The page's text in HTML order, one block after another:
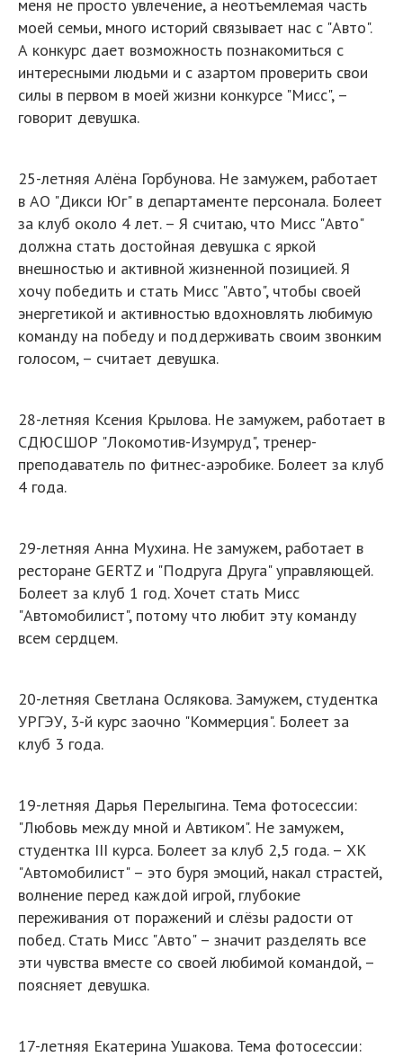
меня не просто увлечение, а неотъемлемая часть
моей семьи, много историй связывает нас с "Авто".
А конкурс дает возможность познакомиться с
интересными людьми и с азартом проверить свои
силы в первом в моей жизни конкурсе "Мисс", –
говорит девушка.
25-летняя Алёна Горбунова. Не замужем, работает
в АО "Дикси Юг" в департаменте персонала. Болеет
за клуб около 4 лет. – Я считаю, что Мисс "Авто"
должна стать достойная девушка с яркой
внешностью и активной жизненной позицией. Я
хочу победить и стать Мисс "Авто", чтобы своей
энергетикой и активностью вдохновлять любимую
команду на победу и поддерживать своим звонким
голосом, – считает девушка.
28-летняя Ксения Крылова. Не замужем, работает в
СДЮСШОР "Локомотив-Изумруд", тренер-
преподаватель по фитнес-аэробике. Болеет за клуб
4 года.
29-летняя Анна Мухина. Не замужем, работает в
ресторане GERTZ и "Подруга Друга" управляющей.
Болеет за клуб 1 год. Хочет стать Мисс
"Автомобилист", потому что любит эту команду
всем сердцем.
20-летняя Светлана Ослякова. Замужем, студентка
УРГЭУ, 3-й курс заочно "Коммерция". Болеет за
клуб 3 года.
19-летняя Дарья Перелыгина. Тема фотосессии:
"Любовь между мной и Автиком". Не замужем,
студентка III курса. Болеет за клуб 2,5 года. – ХК
"Автомобилист" – это буря эмоций, накал страстей,
волнение перед каждой игрой, глубокие
переживания от поражений и слёзы радости от
побед. Стать Мисс "Авто" – значит разделять все
эти чувства вместе со своей любимой командой, –
поясняет девушка.
17-летняя Екатерина Ушакова. Тема фотосессии: